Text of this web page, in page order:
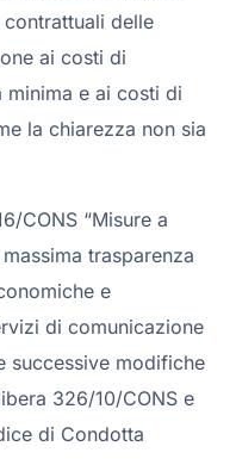
delle
ai costi di
e ai costi di
la chiarezza non sia
CONS “Misure a
trasparenza
e
di comunicazione
successive modifiche
326/10/CONS e
di Condotta